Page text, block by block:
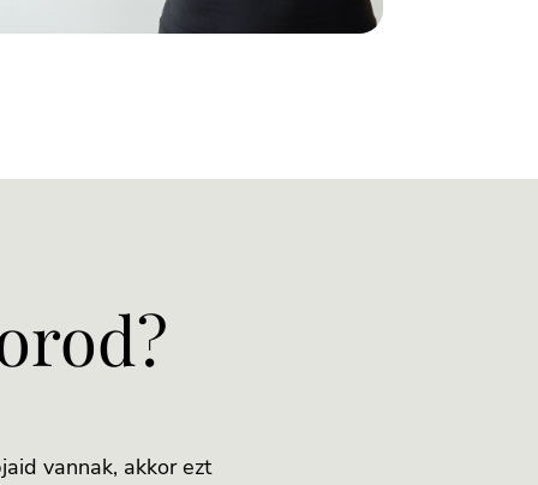
vannak, akkor ezt